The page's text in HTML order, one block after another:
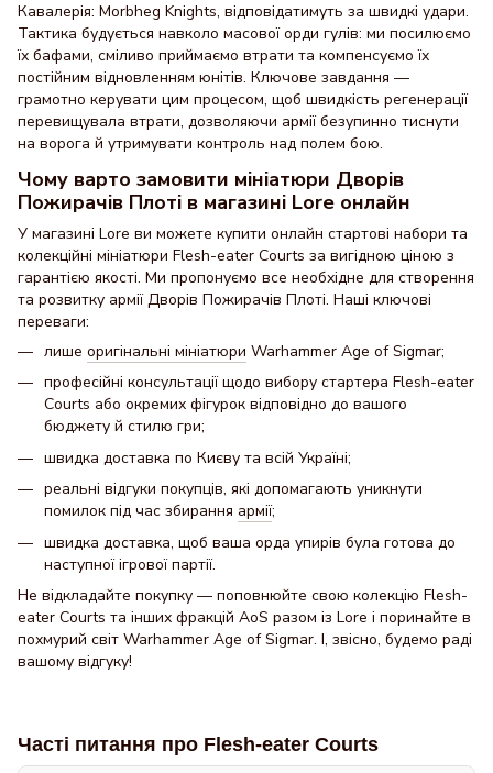
Кавалерія: Morbheg Knights, відповідатимуть за швидкі удари.
Тактика будується навколо масової орди гулів: ми посилюємо
їх бафами, сміливо приймаємо втрати та компенсуємо їх
постійним відновленням юнітів. Ключове завдання —
грамотно керувати цим процесом, щоб швидкість регенерації
перевищувала втрати, дозволяючи армії безупинно тиснути
на ворога й утримувати контроль над полем бою.
Чому варто замовити мініатюри Дворів
Пожирачів Плоті в магазині Lore онлайн
У магазині Lore ви можете купити онлайн стартові набори та
колекційні мініатюри Flesh-eater Courts за вигідною ціною з
гарантією якості. Ми пропонуємо все необхідне для створення
та розвитку армії Дворів Пожирачів Плоті. Наші ключові
переваги:
лише оригінальні мініатюри Warhammer Age of Sigmar;
професійні консультації щодо вибору стартера Flesh-eater
Courts або окремих фігурок відповідно до вашого
бюджету й стилю гри;
швидка доставка по Києву та всій Україні;
реальні відгуки покупців, які допомагають уникнути
помилок під час збирання армії;
швидка доставка, щоб ваша орда упирів була готова до
наступної ігрової партії.
Не відкладайте покупку — поповнюйте свою колекцію Flesh-
eater Courts та інших фракцій AoS разом із Lore і поринайте в
похмурий світ Warhammer Age of Sigmar. І, звісно, будемо раді
вашому відгуку!
Часті питання про Flesh-eater Courts